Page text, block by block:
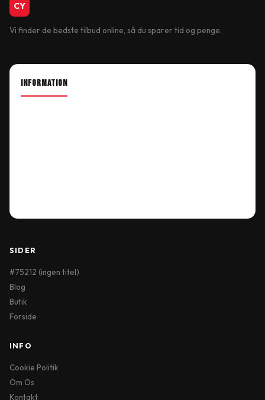
CY
Vi finder de bedste tilbud online, så du sparer tid og penge.
INFORMATION
SIDER
#75212 (ingen titel)
Blog
Butik
Forside
INFO
Cookie Politik
Om Os
Kontakt